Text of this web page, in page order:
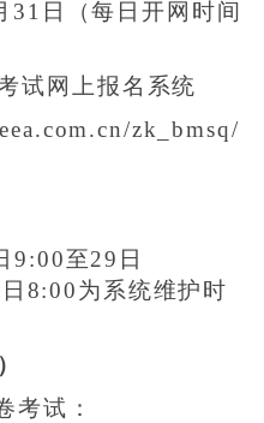
31日（每日开网时间
试网上报名系统
zk_bmsq/
9:00至29日
8:00为系统维护时
考试：